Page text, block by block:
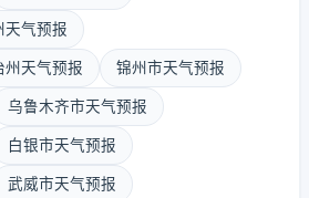
天气预报
州天气预报 锦州市天气预报
乌鲁木齐市天气预报
白银市天气预报
武威市天气预报